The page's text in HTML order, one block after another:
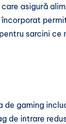
asigură
sarcini
gaming
de intrare